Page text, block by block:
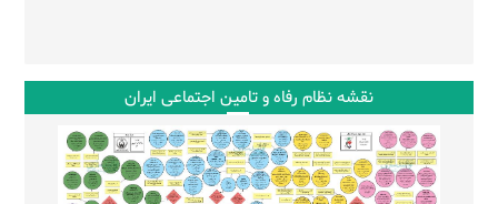
نقشه نظام رفاه و تامین اجتماعی ایران